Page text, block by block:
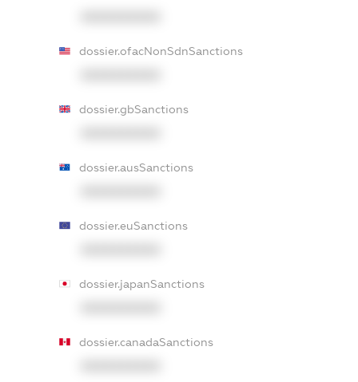
dossier.ofacNonSdnSanctions
dossier.gbSanctions
dossier.ausSanctions
dossier.euSanctions
dossier.japanSanctions
dossier.canadaSanctions